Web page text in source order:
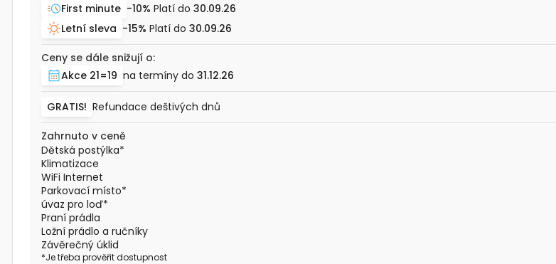
First minute -10% Platí do 30.09.26
Letní sleva -15% Platí do 30.09.26
Ceny se dále snižují o:
Akce 21=19 na termíny do 31.12.26
GRATIS! Refundace deštivých dnů
Zahrnuto v ceně
Dětská postýlka*
Klimatizace
WiFi Internet
Parkovací místo*
úvaz pro loď*
Praní prádla
Ložní prádlo a ručníky
Závěrečný úklid
*Je třeba prověřit dostupnost